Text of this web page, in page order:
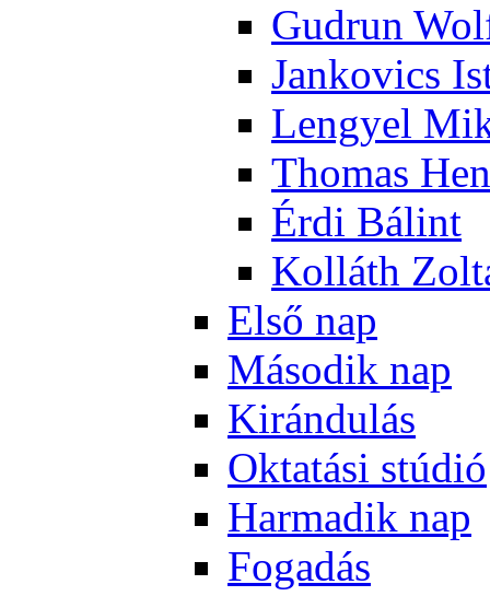
Gud­run
Jan­ko­vics
Len­gyel
Tho­mas
Ér­di Bá­lint
Kol­láth
El­ső nap
Má­so­dik nap
Ki­rán­du­lás
Ok­ta­tá­si stú­dió
Har­ma­dik nap
Fo­ga­dás